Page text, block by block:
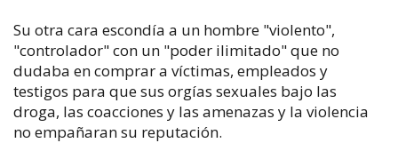
Su otra cara escondía a un hombre "violento",
"controlador" con un "poder ilimitado" que no
dudaba en comprar a víctimas, empleados y
testigos para que sus orgías sexuales bajo las
droga, las coacciones y las amenazas y la violencia
no empañaran su reputación.